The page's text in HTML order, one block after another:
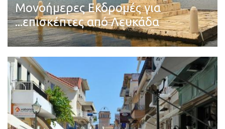
Μονοήμερες Εκδρομές για
...επισκέπτες από Λευκάδα
Διαβάστε περισσότερα